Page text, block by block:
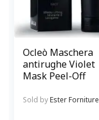
Ocleò Maschera
antirughe Violet
Mask Peel-Off
Sold byEster Forniture